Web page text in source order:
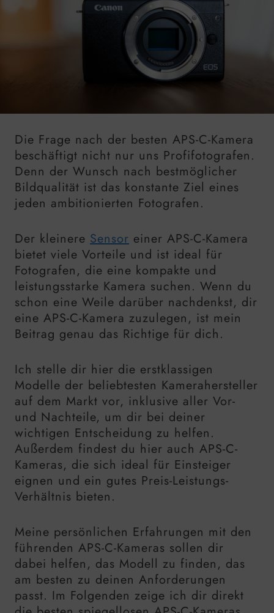
Die Frage nach der besten APS-C-Kamera
beschäftigt nicht nur uns Profifotografen.
Denn der Wunsch nach bestmöglicher
Bildqualität ist das konstante Ziel eines
jeden ambitionierten Fotografen.
Der kleinere Sensor einer APS-C-Kamera
bietet viele Vorteile und ist ideal für
Fotografen, die eine kompakte und
leistungsstarke Kamera suchen. Wenn du
schon eine Weile darüber nachdenkst, dir
eine APS-C-Kamera zuzulegen, ist mein
Beitrag genau das Richtige für dich.
Ich stelle dir hier die erstklassigen
Modelle der beliebtesten Kamerahersteller
auf dem Markt vor, inklusive aller Vor-
und Nachteile, um dir bei deiner
wichtigen Entscheidung zu helfen.
Außerdem findest du hier auch APS-C-
Kameras, die sich ideal für Einsteiger
eignen und ein gutes Preis-Leistungs-
Verhältnis bieten.
Meine persönlichen Erfahrungen mit den
führenden APS-C-Kameras sollen dir
dabei helfen, das Modell zu finden, das
am besten zu deinen Anforderungen
passt. Im Folgenden zeige ich dir direkt